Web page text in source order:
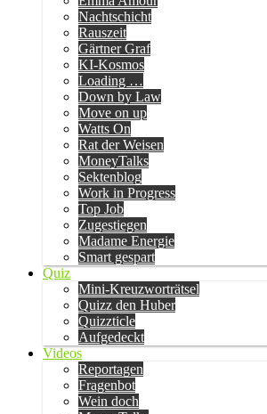
Nachtschicht
Rauszeit
Gärtner Graf
KI-Kosmos
Loading …
Down by Law
Move on up
Watts On
Rat der Weisen
MoneyTalks
Sektenblog
Work in Progress
Top Job
Zugestiegen
Madame Energie
Smart gespart
Quiz
Mini-Kreuzworträtsel
Quizz den Huber
Quizzticle
Aufgedeckt
Videos
Reportagen
Fragenbot
Wein doch